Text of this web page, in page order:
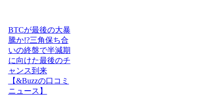
BTCが最後の大暴
騰か!?三角保ち合
いの終盤で半減期
に向けた最後のチ
ャンス到来
【&Buzzの口コミ
ニュース】